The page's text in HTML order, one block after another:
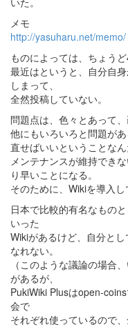
メモ
http://yasuharu.net/memo/
ものによっては、ちょう
最近はというと、自分自
しまって、
全然投稿していない。
問題点は、色々とあって
他にもいろいろと問題があ
直せばいいということな
メンテナンスが維持でき
り早いことになる。
そのために、Wikiを導入し
日本で比較的有名なもの
いった
Wikiがあるけど、自分と
なれない。
（このような議論の場合
があるが、
PukiWiki Plusはopen-
会で
それぞれ使っているので